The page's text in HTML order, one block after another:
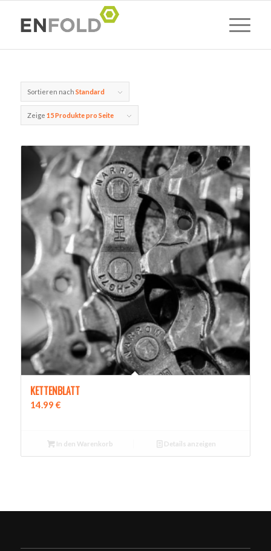
Sortieren nach Standard
Zeige 15 Produkte pro Seite
KETTENBLATT
14.99 €
In den Warenkorb Details anzeigen